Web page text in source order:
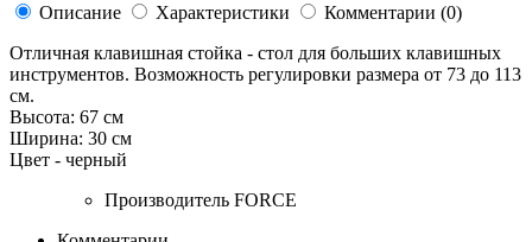
Описание Характеристики
Комментарии (0)
Отличная клавишная стойка - стол для больших клавишных
инструментов. Возможность регулировки размера от 73 до 113
см.
Высота: 67 см
Ширина: 30 см
Цвет - черный
Производитель FORCE